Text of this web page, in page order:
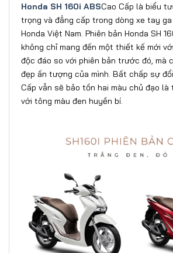
Honda SH 160i ABSCao Cấp là biểu
trọng và đẳng cấp trong dòng xe tay
Honda Việt Nam. Phiên bản Honda SH
không chỉ mang đến một thiết kế mới
độc đáo so với phiên bản trước đó, mà
đẹp ấn tượng của mình. Bất chấp sự
Cấp vẫn sẽ bảo tồn hai màu chủ đạo là
với tông màu đen huyền bí.